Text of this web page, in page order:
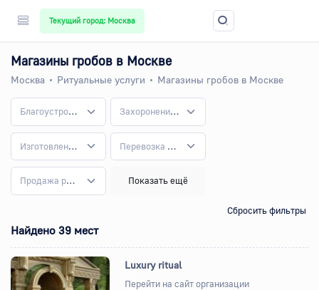
Текущий город: Москва
Магазины гробов в Москве
Москва Ритуальные услуги Магазины гробов в Москве
Благоустройство могил Захоронение и кремация
Изготовление памятников Перевозка умерших
Продажа ритуальных товаров Показать ещё
Сбросить фильтры
Найдено 39 мест
Luxury ritual
Перейти на сайт организации